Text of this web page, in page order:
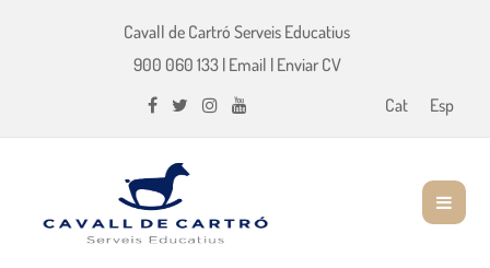
Cavall de Cartró Serveis Educatius
900 060 133| Email | Enviar CV
Cat
Esp